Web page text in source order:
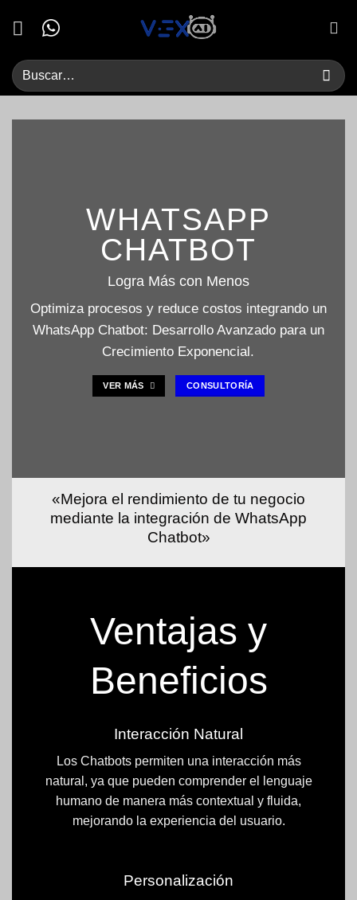
WHATSAPP
CHATBOT
Logra Más con Menos
Optimiza procesos y reduce costos integrando un
WhatsApp Chatbot: Desarrollo Avanzado para un
Crecimiento Exponencial.
VER MÁS CONSULTORÍA
«Mejora el rendimiento de tu negocio
mediante la integración de WhatsApp
Chatbot»
Ventajas y
Beneficios
Interacción Natural
Los Chatbots permiten una interacción más
natural, ya que pueden comprender el lenguaje
humano de manera más contextual y fluida,
mejorando la experiencia del usuario.
Personalización